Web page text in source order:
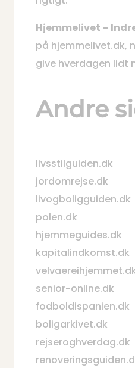
Hjemmelivet –
på hjemmelivet.dk,
give hverdagen lidt
Andre
livsstilguiden.dk
jordomrejse.dk
livogboligguiden.dk
polen.dk
hjemmeguides.dk
kapitalindkomst.dk
senior-online.dk
fodboldispanien.dk
boligarkivet.dk
rejseroghverdag.dk